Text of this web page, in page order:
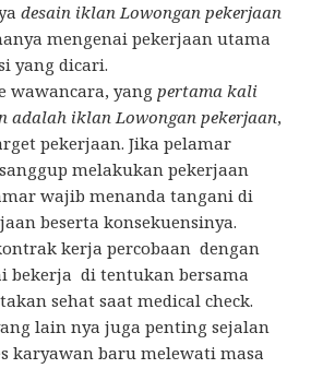
desain iklan Lowongan pekerjaan
mengenai pekerjaan utama
yang dicari.
wawancara, yang pertama kali
adalah iklan Lowongan pekerjaan,
pekerjaan. Jika pelamar
melakukan pekerjaan
wajib menanda tangani di
beserta konsekuensinya.
kerja percobaan dengan
bekerja di tentukan bersama
sehat saat medical check.
lain nya juga penting sejalan
karyawan baru melewati masa